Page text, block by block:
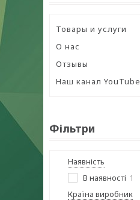
Товары и услуги
О нас
Отзывы
Наш канал YouTube
Фільтри
Наявність
В наявності 1
Країна виробник